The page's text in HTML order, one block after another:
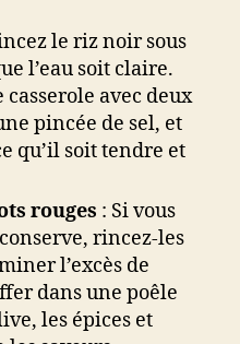
le riz noir sous
l’eau soit claire.
avec deux
pincée de sel, et
qu’il soit tendre et
rouges : Si vous
rincez-les
l’excès de
dans une poêle
les épices et